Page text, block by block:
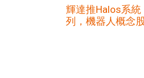
輝達推Halos系
列，機器人概念